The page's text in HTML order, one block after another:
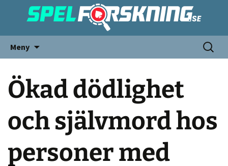
Meny
Ökad dödlighet
och självmord hos
personer med